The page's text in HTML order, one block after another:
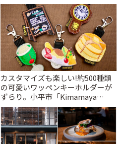
カスタマイズも楽しい!約500種類
の可愛いワッペンキーホルダーが
ずらり。小平市「Kimamaya
T&K」 | ことりっぷ